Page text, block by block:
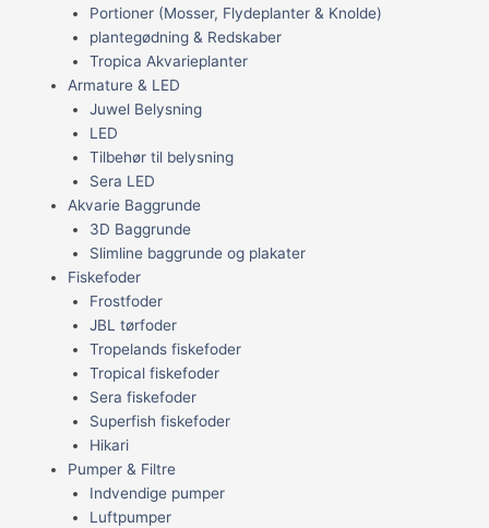
Portioner (Mosser, Flydeplanter & Knolde)
plantegødning & Redskaber
Tropica Akvarieplanter
Armature & LED
Juwel Belysning
LED
Tilbehør til belysning
Sera LED
Akvarie Baggrunde
3D Baggrunde
Slimline baggrunde og plakater
Fiskefoder
Frostfoder
JBL tørfoder
Tropelands fiskefoder
Tropical fiskefoder
Sera fiskefoder
Superfish fiskefoder
Hikari
Pumper & Filtre
Indvendige pumper
Luftpumper